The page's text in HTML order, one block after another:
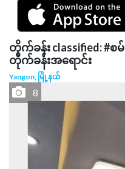
တိုက်ခန်း classified: #စ
တိုက်ခန်းအရောင်း
Yangon, မြို့နယ်
8